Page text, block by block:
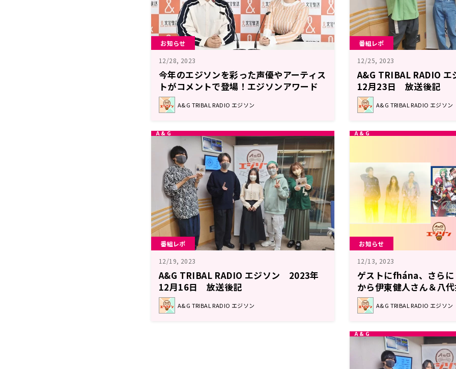
お知らせ
12/28, 2023
今年のエジソンを彩った声優やアーティス
トがコメントで登場！エジソンアワード
を開催！エジソン12月30日
A&G TRIBAL RADIO エジソン
番組レポ
12/25, 2023
A&G TRIBAL RADIO
12月23日 放送後記
A&G TRIBAL RADIO エジソン
番組レポ
12/19, 2023
A&G TRIBAL RADIO エジソン 2023年
12月16日 放送後記
A&G TRIBAL RADIO エジソン
お知らせ
12/13, 2023
ゲストにfhána、さら
から伊東健人さん＆八
金券プレゼント企画も
日
A&G TRIBAL RADIO エジソン